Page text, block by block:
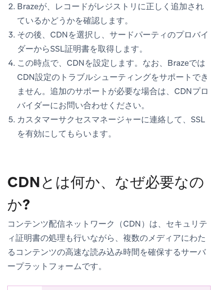
Brazeが、レコードがレジストリに正しく追加され
ているかどうかを確認します。
その後、CDNを選択し、サードパーティのプロバイ
ダーからSSL証明書を取得します。
この時点で、CDNを設定します。なお、Brazeでは
CDN設定のトラブルシューティングをサポートでき
ません。追加のサポートが必要な場合は、CDNプロ
バイダーにお問い合わせください。
カスタマーサクセスマネージャーに連絡して、SSL
を有効にしてもらいます。
CDNとは何か、なぜ必要なの
か?
コンテンツ配信ネットワーク（CDN）は、セキュリテ
ィ証明書の処理も行いながら、複数のメディアにわた
るコンテンツの高速な読み込み時間を確保するサーバ
ープラットフォームです。